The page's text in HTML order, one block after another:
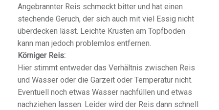
Angebrannter Reis schmeckt bitter und hat einen
stechende Geruch, der sich auch mit viel Essig nicht
überdecken lässt. Leichte Krusten am Topfboden
kann man jedoch problemlos entfernen.
Körniger Reis:
Hier stimmt entweder das Verhältnis zwischen Reis
und Wasser oder die Garzeit oder Temperatur nicht.
Eventuell noch etwas Wasser nachfüllen und etwas
nachziehen lassen. Leider wird der Reis dann schnell